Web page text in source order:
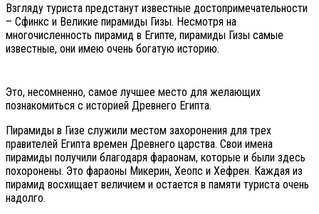
Взгляду туриста предстанут известные достопримечательности
– Сфинкс и Великие пирамиды Гизы. Несмотря на
многочисленность пирамид в Египте, пирамиды Гизы самые
известные, они имею очень богатую историю.
Это, несомненно, самое лучшее место для желающих
познакомиться с историей Древнего Египта.
Пирамиды в Гизе служили местом захоронения для трех
правителей Египта времен Древнего царства. Свои имена
пирамиды получили благодаря фараонам, которые и были здесь
похоронены. Это фараоны Микерин, Хеопс и Хефрен. Каждая из
пирамид восхищает величием и остается в памяти туриста очень
надолго.